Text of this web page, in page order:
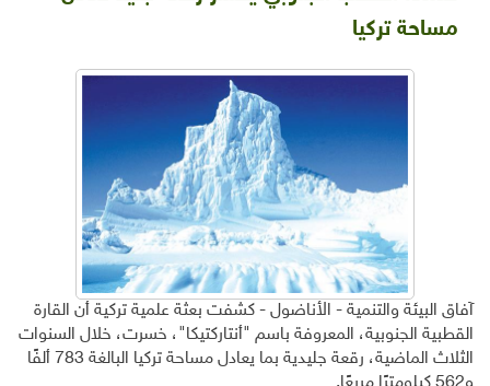
مساحة تركيا
آفاق البيئة والتنمية - الأناضول - كشفت بعثة علمية تركية أن القارة
القطبية الجنوبية، المعروفة باسم "أنتاركتيكا"، خسرت، خلال السنوات
الثلاث الماضية، رقعة جليدية بما يعادل مساحة تركيا البالغة 783 ألفًا